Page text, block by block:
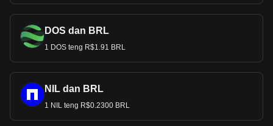
DOS dan BRL
1 DOS teng R$1.91 BRL
NIL dan BRL
1 NIL teng R$0.2300 BRL